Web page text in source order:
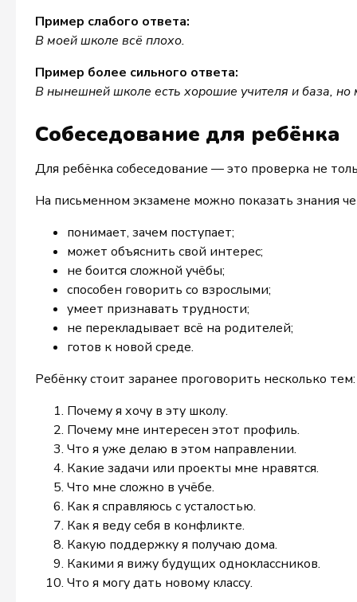
Пример слабого ответа:
В моей школе всё плохо.
Пример более сильного ответа:
В нынешней школе есть хорошие учителя и база, но
Собеседование для ребёнка
Для ребёнка собеседование — это проверка не
На письменном экзамене можно показать знания
понимает, зачем поступает;
может объяснить свой интерес;
не боится сложной учёбы;
способен говорить со взрослыми;
умеет признавать трудности;
не перекладывает всё на родителей;
готов к новой среде.
Ребёнку стоит заранее проговорить несколько тем:
Почему я хочу в эту школу.
Почему мне интересен этот профиль.
Что я уже делаю в этом направлении.
Какие задачи или проекты мне нравятся.
Что мне сложно в учёбе.
Как я справляюсь с усталостью.
Как я веду себя в конфликте.
Какую поддержку я получаю дома.
Какими я вижу будущих одноклассников.
Что я могу дать новому классу.